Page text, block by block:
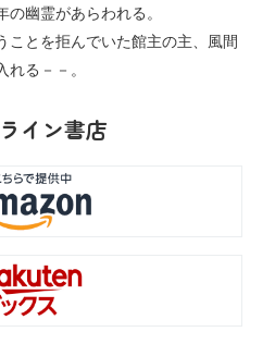
幽霊があらわれる。
ことを拒んでいた館主の主、風間
る－－。
イン書店